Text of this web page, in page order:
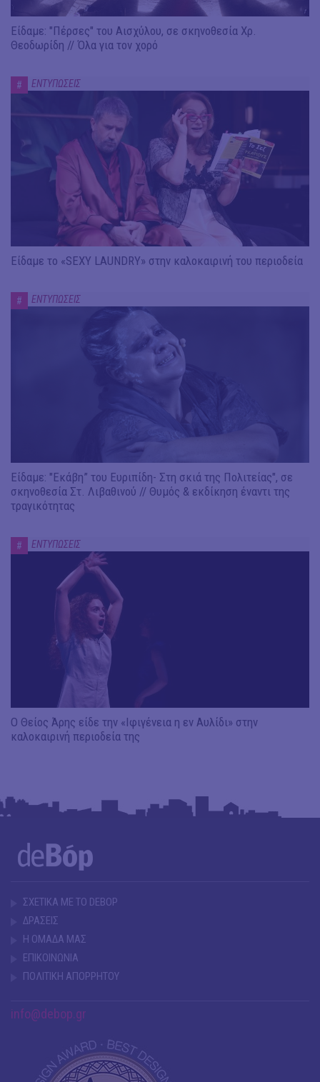
Είδαμε: "Πέρσες" του Αισχύλου, σε σκηνοθεσία Χρ.
Θεοδωρίδη // Όλα για τον χορό
# ΕΝΤΥΠΩΣΕΙΣ
Είδαμε το «SEXY LAUNDRY» στην καλοκαιρινή του περιοδεία
# ΕΝΤΥΠΩΣΕΙΣ
Είδαμε: "Εκάβη” του Ευριπίδη- Στη σκιά της Πολιτείας", σε
σκηνοθεσία Στ. Λιβαθινού // Θυμός & εκδίκηση έναντι της
τραγικότητας
# ΕΝΤΥΠΩΣΕΙΣ
Ο Θείος Άρης είδε την «Ιφιγένεια η εν Αυλίδι» στην
καλοκαιρινή περιοδεία της
ΣΧΕΤΙΚΑ ΜΕ ΤΟ DEBOP
ΔΡΑΣΕΙΣ
Η ΟΜΑΔΑ ΜΑΣ
ΕΠΙΚΟΙΝΩΝΙΑ
ΠΟΛΙΤΙΚΗ ΑΠΟΡΡΗΤΟΥ
info@debop.gr